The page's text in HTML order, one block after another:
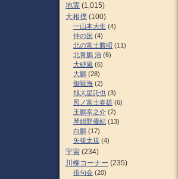
地震 (1,015)
大相撲 (100)
一山本大生 (4)
仲の国 (4)
北の富士勝昭 (11)
北青鵬 治 (6)
大砂嵐 (6)
大鵬 (28)
御嶽海 (2)
旭大星託也 (3)
照ノ富士春雄 (6)
王鵬幸之介 (2)
琴紺野優紀 (13)
白鵬 (17)
矢後太規 (4)
宇宙 (234)
川柳コーナー (235)
俳句会 (20)